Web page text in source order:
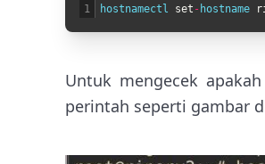
1 hostnamectl set - hostname
Untuk mengecek
perintah seperti gambar